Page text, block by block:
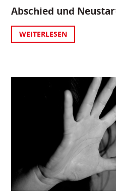
Abschied und
WEITERLESEN